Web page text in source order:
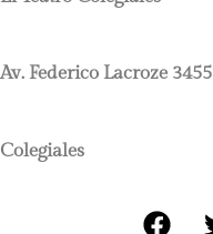
Av. Federico Lacroze 3455
Colegiales